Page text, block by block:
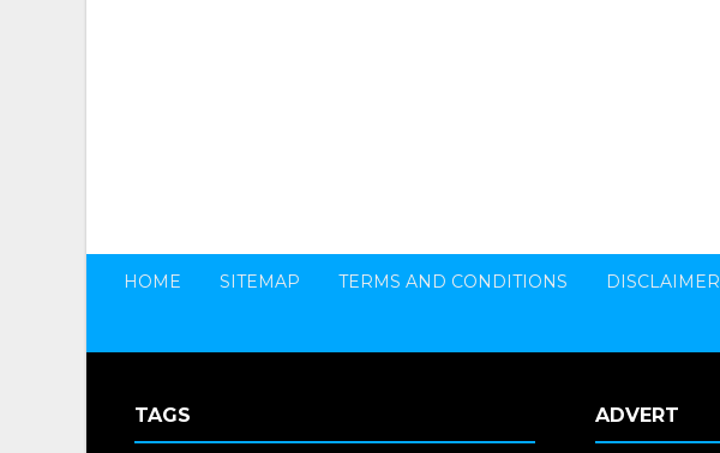
HOME SITEMAP TERMS AND CONDITIONS DISCLAIMER
TAGS ADVERT